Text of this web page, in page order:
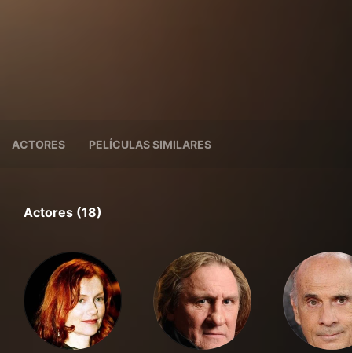
ACTORES PELÍCULAS SIMILARES
Actores (18)